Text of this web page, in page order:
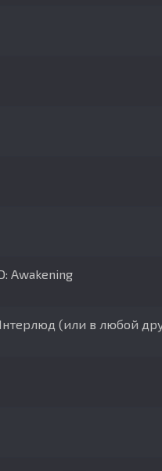
Awakening
(или в любой